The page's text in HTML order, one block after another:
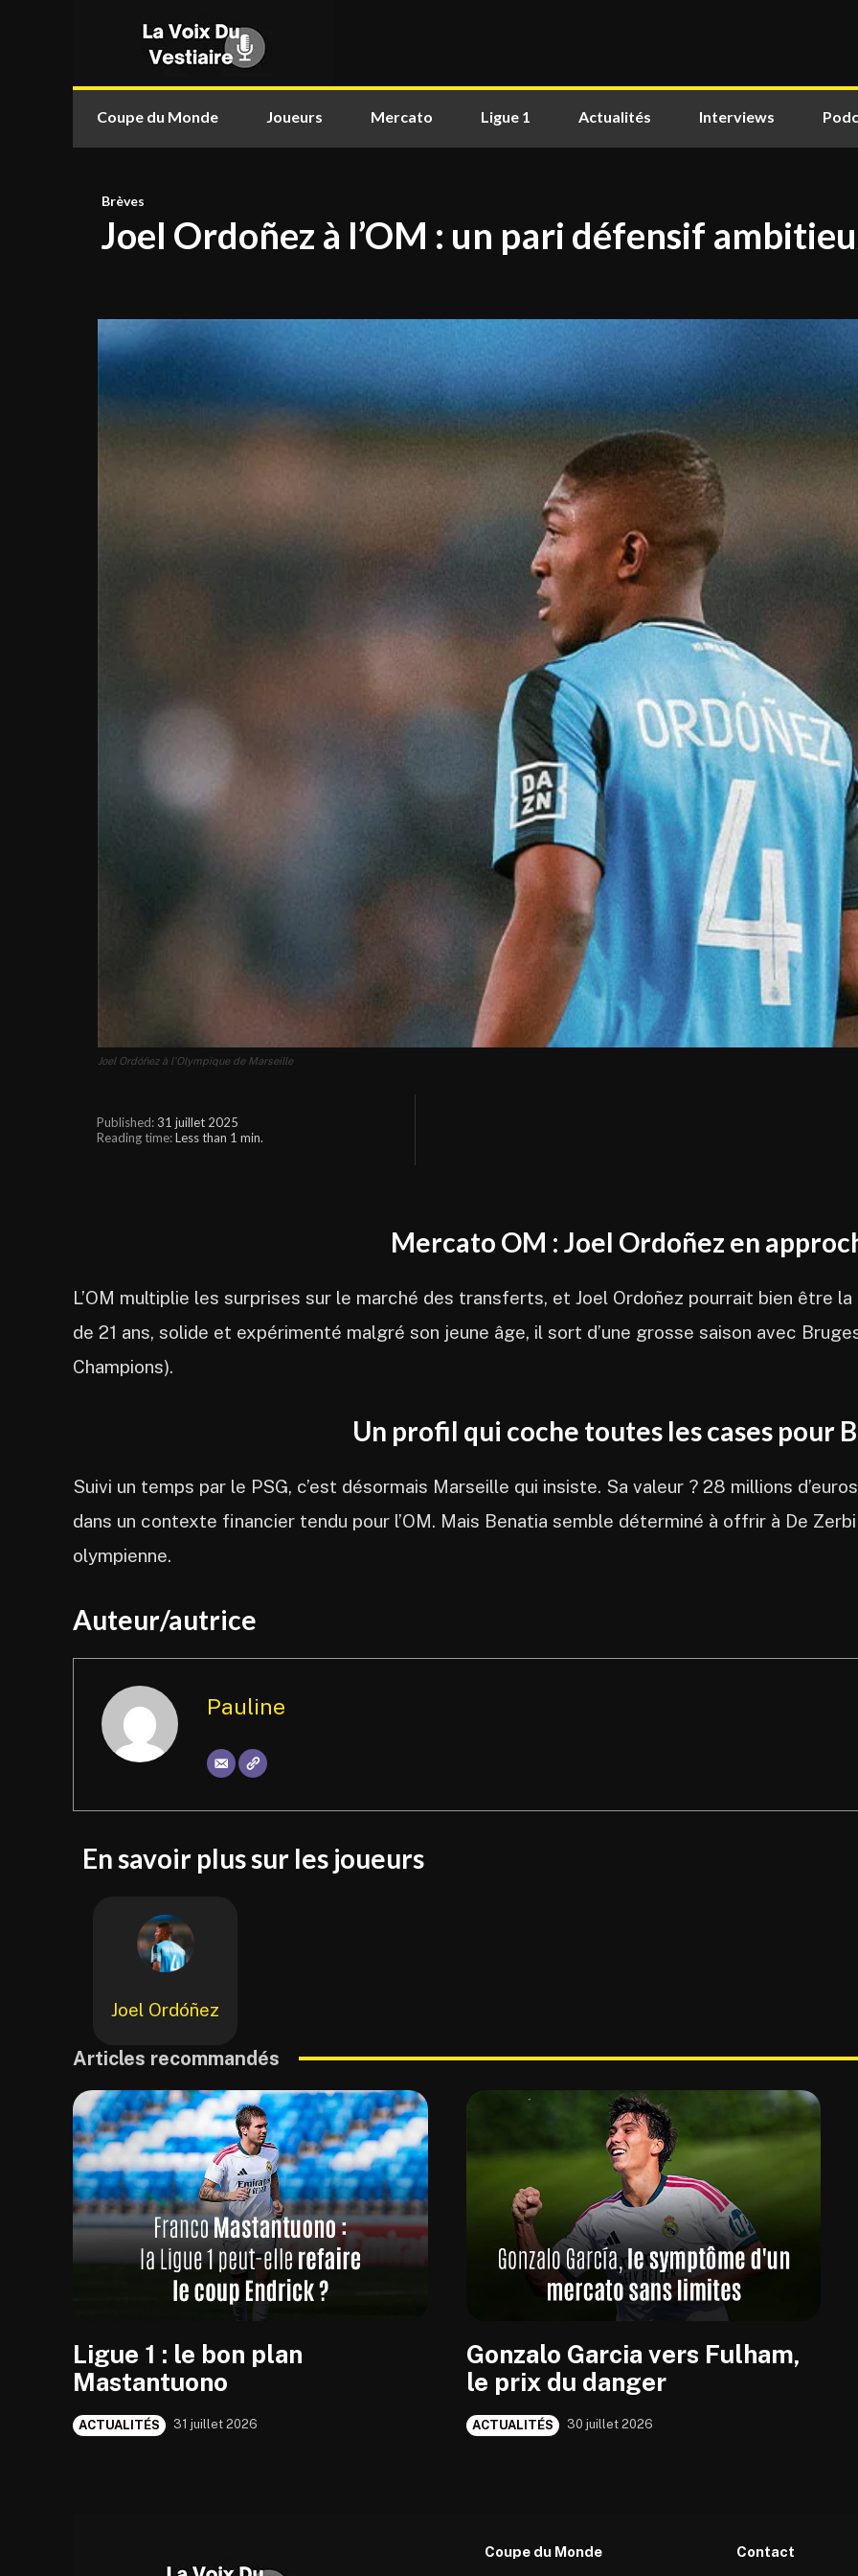
Coupe du Monde Joueurs Mercato Ligue 1 Actualités Interviews
Brèves
Joel Ordoñez à l’OM : un pari défensif
Joel Ordóñez à l'Olympique de Marseille
Published:31 juillet 2025
Reading time:Less than 1 min.
Mercato OM : Joel Ordoñez en
L’OM multiplie les surprises sur le marché des transferts, et Joel Ordoñez pourrait bien être
de 21 ans, solide et expérimenté malgré son jeune âge, il sort d’une grosse saison avec
Champions).
Un profil qui coche toutes les cases pour
Suivi un temps par le PSG, c’est désormais Marseille qui insiste. Sa valeur ? 28 millions
dans un contexte financier tendu pour l’OM. Mais Benatia semble déterminé à offrir à De
olympienne.
Auteur/autrice
Pauline
En savoir plus sur les joueurs
Joel Ordóñez
Articles recommandés
Ligue 1 : le bon plan
Mastantuono
ACTUALITÉS 31 juillet 2026
Gonzalo Garcia vers Fulham,
le prix du danger
ACTUALITÉS 30 juillet 2026
Coupe du Monde
Contact